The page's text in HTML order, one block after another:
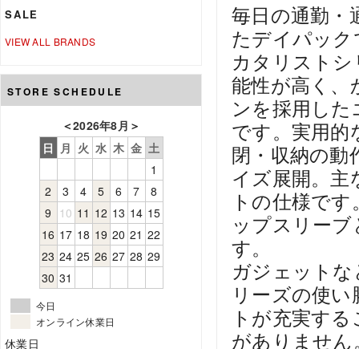
SALE
VIEW ALL BRANDS
STORE SCHEDULE
＜2026年8月 ＞
日 月 火 水 木 金 土
1
2
3 4 5 6 7
8
9 10 11 12 13 14 15
16 17 18 19 20 21 22
23 24 25 26 27 28 29
30 31
今日
オンライン休業日
休業日
毎日の通勤・
たデイパッ
カタリスト
能性が高く
ンを採用し
です。実用
閉・収納の
イズ展開。
トの仕様で
ップスリー
す。
ガジェット
リーズの使
トが充実す
がありません